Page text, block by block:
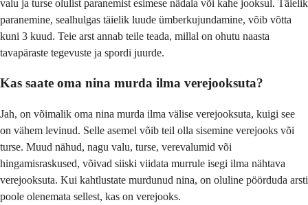
valu ja turse olulist paranemist esimese nädala või kahe jooksul. Täielik
paranemine, sealhulgas täielik luude ümberkujundamine, võib võtta
kuni 3 kuud. Teie arst annab teile teada, millal on ohutu naasta
tavapäraste tegevuste ja spordi juurde.
Kas saate oma nina murda ilma verejooksuta?
Jah, on võimalik oma nina murda ilma välise verejooksuta, kuigi see
on vähem levinud. Selle asemel võib teil olla sisemine verejooks või
turse. Muud nähud, nagu valu, turse, verevalumid või
hingamisraskused, võivad siiski viidata murrule isegi ilma nähtava
verejooksuta. Kui kahtlustate murdunud nina, on oluline pöörduda arsti
poole olenemata sellest, kas on verejooks.